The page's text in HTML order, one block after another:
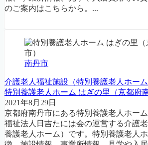
のご案内はこちらから。...
南丹市
介護老人福祉施設（特別養護老人ホーム
特別養護老人ホーム はぎの里（京都府
2021年8月29日
京都府南丹市にある特別養護老人ホー
福祉法人日吉たには会の運営する介護
養護老人ホーム）です。特別養護老人